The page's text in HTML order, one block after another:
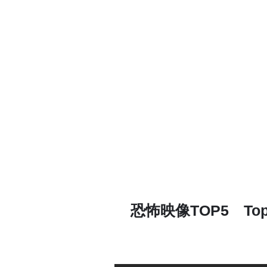
恐怖映像TOP5